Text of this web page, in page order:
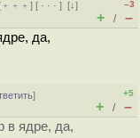
﹢﹢﹢] [ · · ·][↓]
–3
+ / –
да,
]
+5
+ / –
в ядре, да,